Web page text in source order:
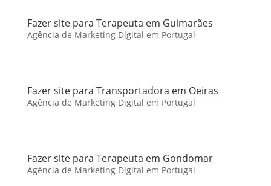
Fazer site para Terapeuta em Guimarães
Agência de Marketing Digital em Portugal
Fazer site para Transportadora em Oeiras
Agência de Marketing Digital em Portugal
Fazer site para Terapeuta em Gondomar
Agência de Marketing Digital em Portugal